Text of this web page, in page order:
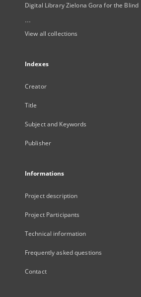
Digital Library Zielona Gora for the Blind
...
View all collections
Indexes
Creator
Title
Subject and Keywords
Publisher
Informations
Project description
Project Participants
Technical information
Frequently asked questions
Contact